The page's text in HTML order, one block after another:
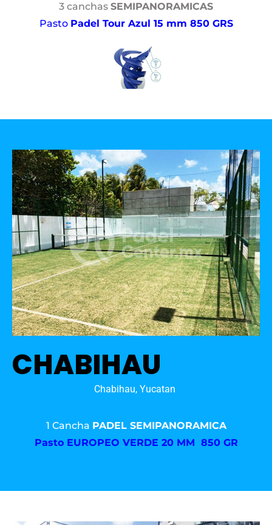
3 canchas SEMIPANORAMICAS
Pasto Padel Tour Azul 15 mm 850 GRS
CHABIHAU
Chabihau, Yucatan
1 Cancha PADEL SEMIPANORAMICA
Pasto EUROPEO VERDE 20 MM 850 GR